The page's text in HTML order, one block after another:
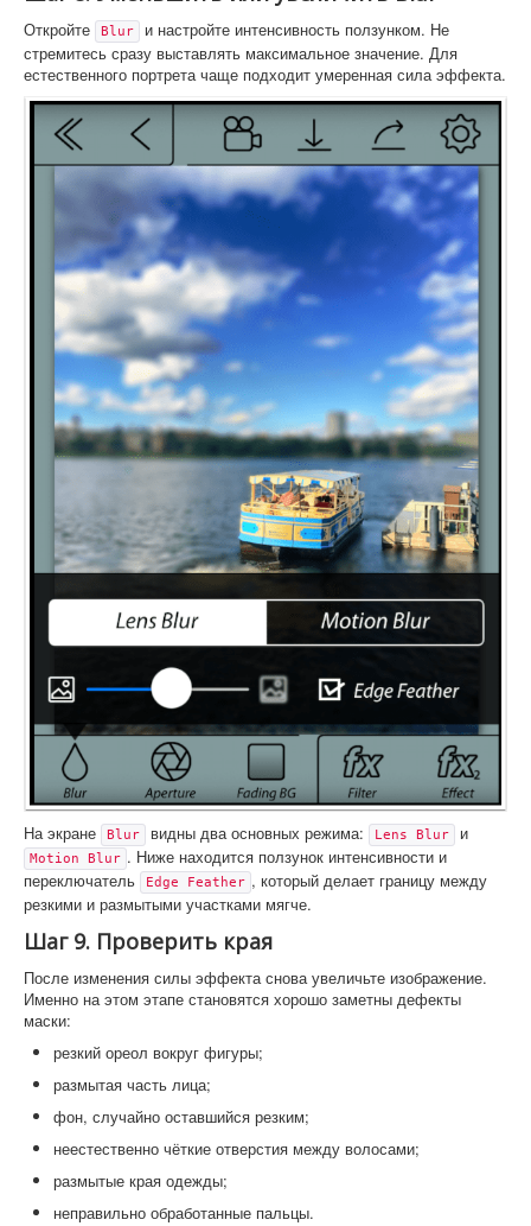
Откройте Blur
и настройте интенсивность ползунком. Не
стремитесь сразу выставлять максимальное значение. Для
естественного портрета чаще подходит умеренная сила эффекта.
На экране Blur видны два основных режима: Lens Blur и
Motion Blur . Ниже находится ползунок интенсивности и
переключатель
Edge Feather , который делает границу между
резкими и размытыми участками мягче.
Шаг 9. Проверить края
После изменения силы эффекта снова увеличьте изображение.
Именно на этом этапе становятся хорошо заметны дефекты
маски:
резкий ореол вокруг фигуры;
размытая часть лица;
фон, случайно оставшийся резким;
неестественно чёткие отверстия между волосами;
размытые края одежды;
неправильно обработанные пальцы.